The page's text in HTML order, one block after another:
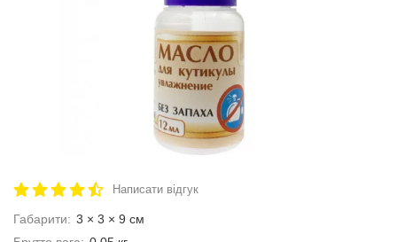
Написати відгук
Габарити: 3 × 3 × 9 см